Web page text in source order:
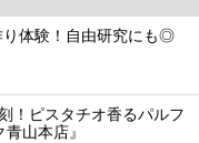
体験！自由研究にも◎
！ピスタチオ香るパルフ
山本店』